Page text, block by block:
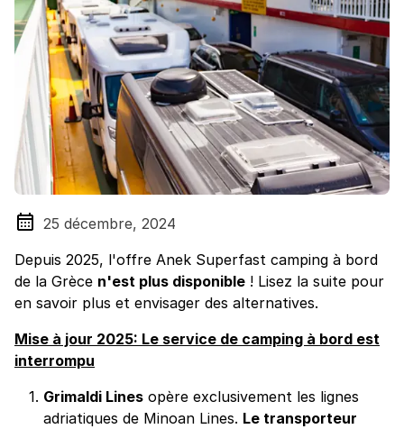
25 décembre, 2024
Depuis 2025, l'offre Anek Superfast camping à bord
de la Grèce n'est plus disponible ! Lisez la suite pour
en savoir plus et envisager des alternatives.
Mise à jour 2025: Le service de camping à bord est
interrompu
Grimaldi Lines opère exclusivement les lignes
adriatiques de Minoan Lines. Le transporteur